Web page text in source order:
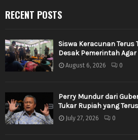
RECENT POSTS
Siswa Keracunan
Desak Pemerintah
August 6, 2026 0
Perry Mundur dari
Tukar Rupiah yang
July 27, 2026 0